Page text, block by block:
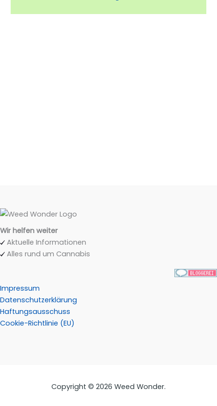
Wir helfen weiter
Aktuelle Informationen
Alles rund um Cannabis
Impressum
Datenschutzerklärung
Haftungsausschuss
Cookie-Richtlinie (EU)
Copyright © 2026 Weed Wonder.